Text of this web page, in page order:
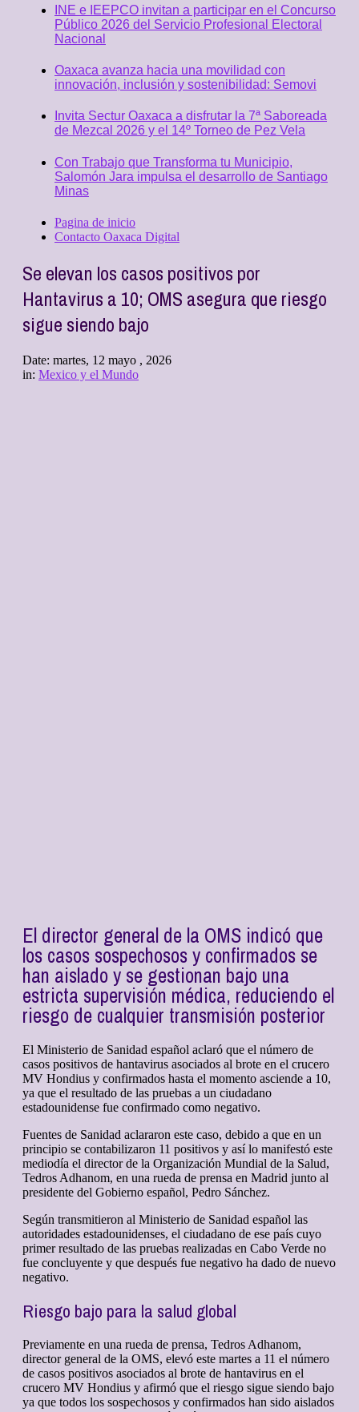
INE e IEEPCO invitan a participar en el Concurso
Público 2026 del Servicio Profesional Electoral
Nacional
Oaxaca avanza hacia una movilidad con
innovación, inclusión y sostenibilidad: Semovi
Invita Sectur Oaxaca a disfrutar la 7ª Saboreada
de Mezcal 2026 y el 14º Torneo de Pez Vela
Con Trabajo que Transforma tu Municipio,
Salomón Jara impulsa el desarrollo de Santiago
Minas
Pagina de inicio
Contacto Oaxaca Digital
Se elevan los casos positivos por
Hantavirus a 10; OMS asegura que riesgo
sigue siendo bajo
Date: martes, 12 mayo , 2026
in: Mexico y el Mundo
El director general de la OMS indicó que
los casos sospechosos y confirmados se
han aislado y se gestionan bajo una
estricta supervisión médica, reduciendo el
riesgo de cualquier transmisión posterior
El Ministerio de Sanidad español aclaró que el número de
casos positivos de hantavirus asociados al brote en el crucero
MV Hondius y confirmados hasta el momento asciende a 10,
ya que el resultado de las pruebas a un ciudadano
estadounidense fue confirmado como negativo.
Fuentes de Sanidad aclararon este caso, debido a que en un
principio se contabilizaron 11 positivos y así lo manifestó este
mediodía el director de la Organización Mundial de la Salud,
Tedros Adhanom, en una rueda de prensa en Madrid junto al
presidente del Gobierno español, Pedro Sánchez.
Según transmitieron al Ministerio de Sanidad español las
autoridades estadounidenses, el ciudadano de ese país cuyo
primer resultado de las pruebas realizadas en Cabo Verde no
fue concluyente y que después fue negativo ha dado de nuevo
negativo.
Riesgo bajo para la salud global
Previamente en una rueda de prensa, Tedros Adhanom,
director general de la OMS, elevó este martes a 11 el número
de casos positivos asociados al brote de hantavirus en el
crucero MV Hondius y afirmó que el riesgo sigue siendo bajo
ya que todos los sospechosos y confirmados han sido aislados